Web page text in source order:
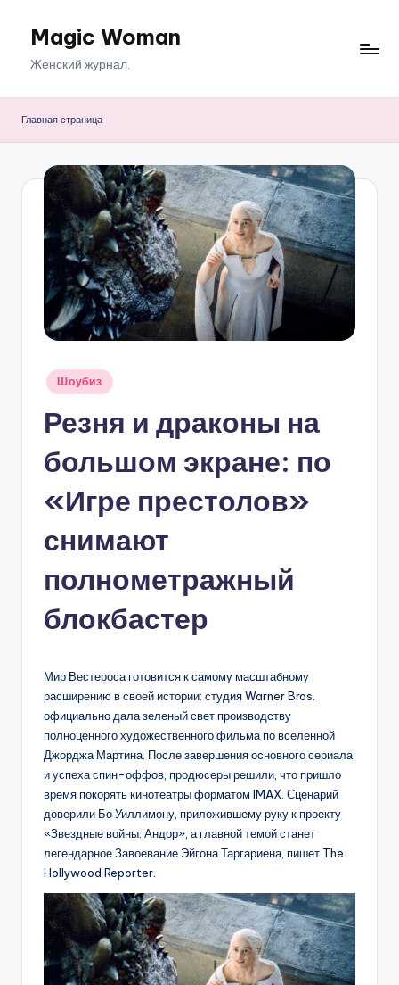
ПерейтиMagic Woman
Женский журнал.
Главная страница
Опубликовано
Шоубиз
Резня и драконы на
большом экране: по
«Игре престолов»
снимают
полнометражный
блокбастер
Мир Вестероса готовится к самому масштабному
расширению в своей истории: студия Warner Bros.
официально дала зеленый свет производству
полноценного художественного фильма по вселенной
Джорджа Мартина. После завершения основного сериала
и успеха спин-оффов, продюсеры решили, что пришло
время покорять кинотеатры форматом IMAX. Сценарий
доверили Бо Уиллимону, приложившему руку к проекту
«Звездные войны: Андор», а главной темой станет
легендарное Завоевание Эйгона Таргариена, пишет The
Hollywood Reporter.